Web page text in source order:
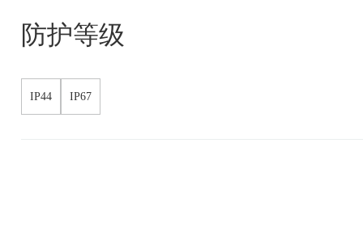
防护等级
IP44 IP67